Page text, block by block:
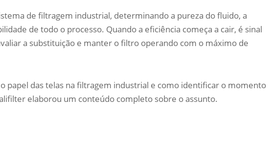
de filtragem industrial, determinando a pureza do fluido, a
de todo o processo. Quando a eficiência começa a cair, é sinal
a substituição e manter o filtro operando com o máximo de
papel das telas na filtragem industrial e como identificar o momento
elaborou um conteúdo completo sobre o assunto.